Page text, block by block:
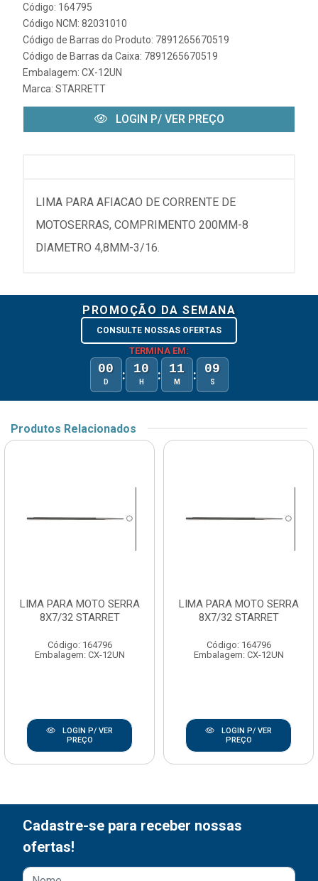
Código: 164795
Código NCM: 82031010
Código de Barras do Produto: 7891265670519
Código de Barras da Caixa: 7891265670519
Embalagem: CX-12UN
Marca: STARRETT
LOGIN P/ VER PREÇO
LIMA PARA AFIACAO DE CORRENTE DE
MOTOSERRAS, COMPRIMENTO 200MM-8
DIAMETRO 4,8MM-3/16.
PROMOÇÃO DA SEMANA
CONSULTE NOSSAS OFERTAS
TERMINA EM:
00
D : 10
H : 11
M : 09
S
Produtos Relacionados
LIMA PARA MOTO SERRA
8X7/32 STARRET
Código: 164796
Embalagem: CX-12UN
LOGIN P/ VER
PREÇO
LIMA PARA MOTO SERRA
8X7/32 STARRET
Código: 164796
Embalagem: CX-12UN
LOGIN P/ VER
PREÇO
Cadastre-se para receber nossas
ofertas!